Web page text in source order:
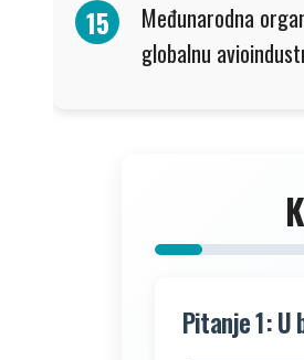
Međunarodna
globalnu
Pitanje 1: U